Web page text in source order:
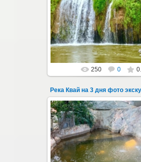
Тур на три дня из Паттайи на
водопады Эраван, Сайок Ной
затопленный город
Thai-Online
250 0
22.03.2023
Тур на три дня из Паттайи на
водопады Эраван, Сайок Ной и
затопленный город